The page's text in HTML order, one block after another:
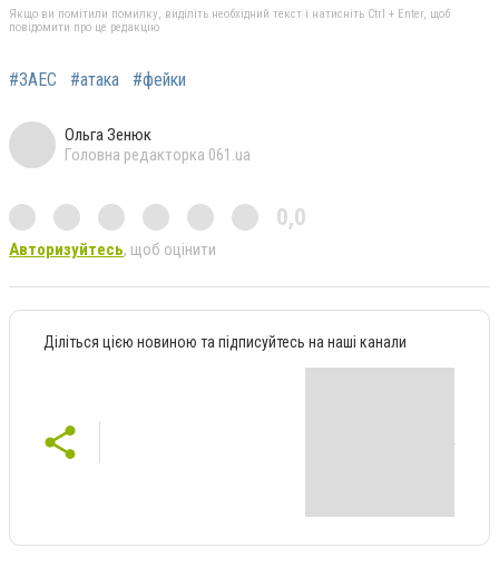
Якщо ви помітили помилку, виділіть необхідний текст і натисніть Ctrl + Enter, щоб
повідомити про це редакцію
#ЗАЕС #атака #фейки
Ольга Зенюк
Головна редакторка 061.ua
0,0
Авторизуйтесь, щоб оцінити
Діліться цією новиною та підписуйтесь на наші канали